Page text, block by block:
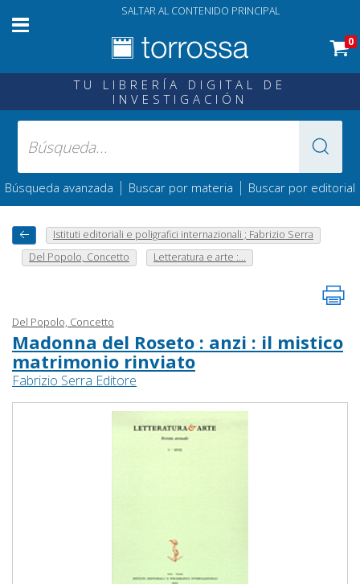
SALTAR AL CONTENIDO PRINCIPAL
0
TU LIBRERÍA DIGITAL DE
INVESTIGACIÓN
Búsqueda avanzada | Buscar por materia | Buscar por editorial
Istituti editoriali e poligrafici internazionali ; Fabrizio Serra
Del Popolo, Concetto
Letteratura e arte :...
Del Popolo, Concetto
Madonna del Roseto : anzi : il mistico
matrimonio rinviato
Fabrizio Serra Editore